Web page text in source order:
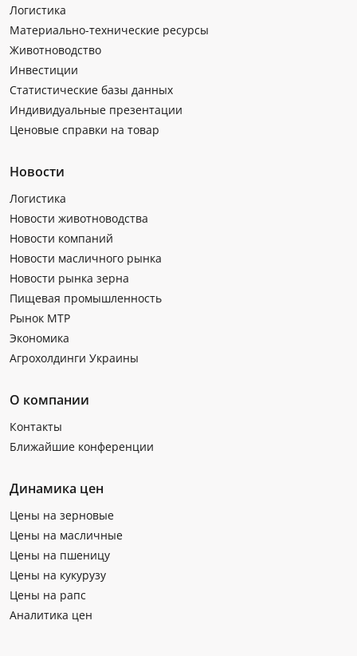
Логистика
Материально-технические ресурсы
Животноводство
Инвестиции
Статистические базы данных
Индивидуальные презентации
Ценовые справки на товар
Новости
Логистика
Новости животноводства
Новости компаний
Новости масличного рынка
Новости рынка зерна
Пищевая промышленность
Рынок МТР
Экономика
Агрохолдинги Украины
О компании
Контакты
Ближайшие конференции
Динамика цен
Цены на зерновые
Цены на масличные
Цены на пшеницу
Цены на кукурузу
Цены на рапс
Аналитика цен